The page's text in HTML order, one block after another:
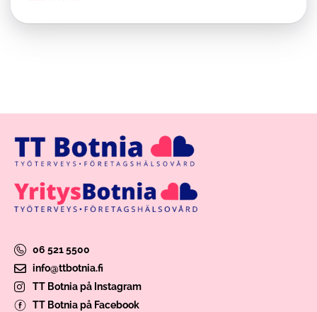
06 521 5500
info@ttbotnia.fi
TT Botnia på Instagram
TT Botnia på Facebook